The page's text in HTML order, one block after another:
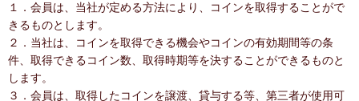
１．会員は、当社が定める方法により、コインを取得することがで
きるものとします。
２．当社は、コインを取得できる機会やコインの有効期間等の条
件、取得できるコイン数、取得時期等を決することができるものと
します。
３．会員は、取得したコインを譲渡、貸与する等、第三者が使用可